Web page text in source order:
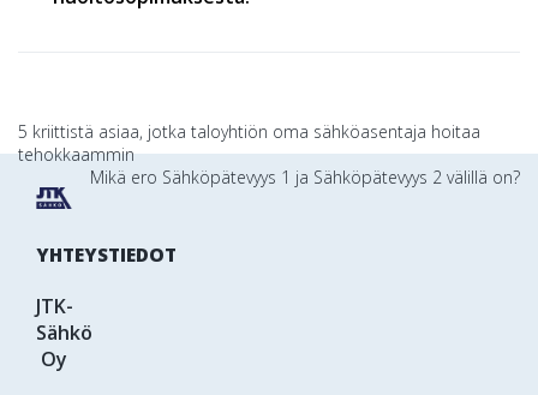
Artikkelien
selaus
5 kriittistä asiaa, jotka taloyhtiön oma sähköasentaja hoitaa
tehokkaammin
Mikä ero Sähköpätevyys 1 ja Sähköpätevyys 2 välillä on?
YHTEYSTIEDOT
JTK-
Sähkö
Oy